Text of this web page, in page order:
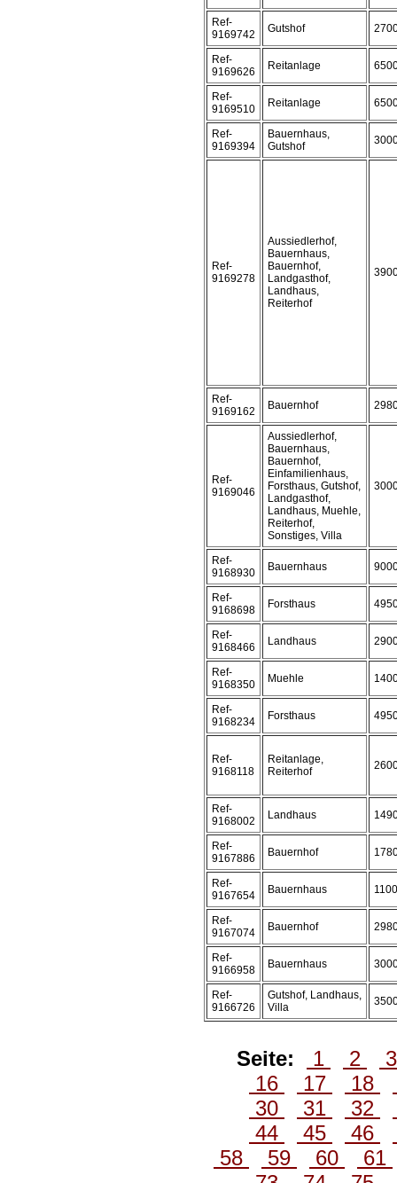
Ref-
9169742
Gutshof
Ref-
9169626
Reitanlage
Ref-
9169510
Reitanlage
Ref-
9169394
Bauernhaus,
Gutshof
Ref-
9169278
Aussiedlerhof,
Bauernhaus,
Bauernhof,
Landgasthof,
Landhaus,
Reiterhof
Ref-
9169162
Bauernhof
Ref-
9169046
Aussiedlerhof,
Bauernhaus,
Bauernhof,
Einfamilienhaus,
Forsthaus, Gutshof,
Landgasthof,
Landhaus, Muehle,
Reiterhof,
Sonstiges, Villa
Ref-
9168930
Bauernhaus
Ref-
9168698
Forsthaus
Ref-
9168466
Landhaus
Ref-
9168350
Muehle
Ref-
9168234
Forsthaus
Ref-
9168118
Reitanlage,
Reiterhof
Ref-
9168002
Landhaus
Ref-
9167886
Bauernhof
Ref-
9167654
Bauernhaus
Ref-
9167074
Bauernhof
Ref-
9166958
Bauernhaus
Ref-
9166726
Gutshof, Landhaus,
Villa
Seite: 1 2
16
17 18
30
31 32
44
45 46
58
59 60
61